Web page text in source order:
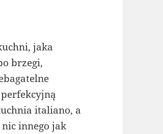
jaka
brzegi,
italiano, a
innego jak